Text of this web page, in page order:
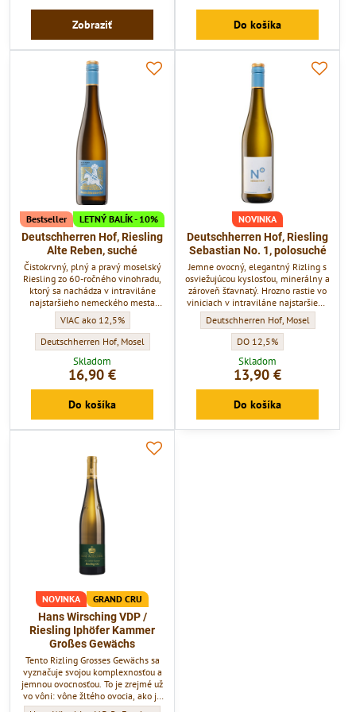
Zobraziť Do košíka
Bestseller LETNÝ BALÍK - 10%
Deutschherren Hof, Riesling
Alte Reben, suché
Čistokrvný, plný a pravý moselský
Riesling zo 60-ročného vinohradu,
ktorý sa nachádza v intraviláne
najstaršieho nemeckého mesta
Trier. Je to najlepší vinohrad
"Deutschherren Koepfchen".
Deutschherren Hof, Riesling Alte Reben, suché - Obsah alkoholu:
VIAC ako 12,5%
Deutschherren Hof, Riesling Alte Reben, suché - Vinárstvo:
Deutschherren Hof, Mosel
Skladom
16,90 €
Do košíka
NOVINKA
Deutschherren Hof, Riesling
Sebastian No. 1, polosuché
Jemne ovocný, elegantný Rizling s
osviežujúcou kyslosťou, minerálny a
zároveň šťavnatý. Hrozno rastie vo
viniciach v intraviláne najstaršieho
nemeckého mesta Trier.
Deutschherren Hof, Riesling
Deutschherren Hof, Mosel
Deutschherren Hof, Riesling
DO 12,5%
Skladom
13,90 €
Do košíka
NOVINKA GRAND CRU
Hans Wirsching VDP /
Riesling Iphöfer Kammer
Großes Gewächs
Tento Rizling Grosses Gewächs sa
vyznačuje svojou komplexnosťou a
jemnou ovocnosťou. To je zrejmé už
vo vôni: vône žltého ovocia, ako je
vinohradnícka broskyňa, sa stúpajú